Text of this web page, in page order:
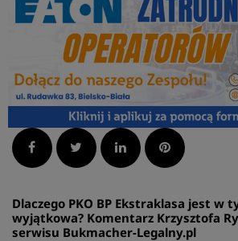
Facebook Twitter LinkedInPinterest
Dlaczego PKO BP Ekstraklasa jest w
wyjątkowa? Komentarz Krzysztofa
serwisu Bukmacher-Legalny.pl